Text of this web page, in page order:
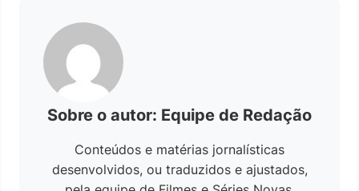
Sobre o autor: Equipe de Redação
Conteúdos e matérias jornalísticas
desenvolvidos, ou traduzidos e ajustados,